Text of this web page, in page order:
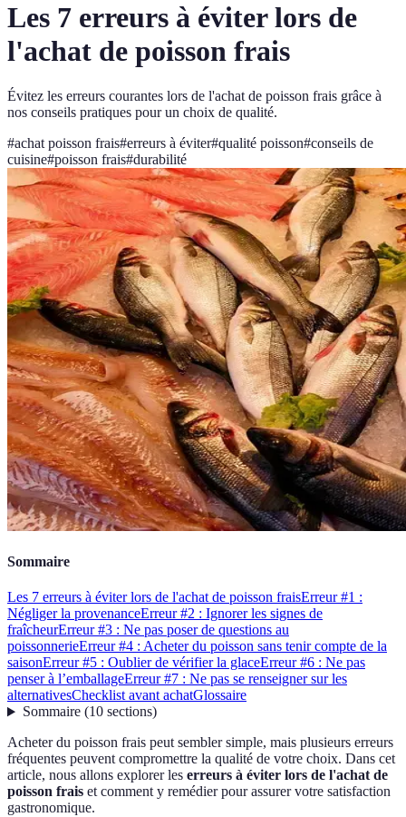
Les 7 erreurs à éviter lors de
l'achat de poisson frais
Évitez les erreurs courantes lors de l'achat de poisson frais grâce à
nos conseils pratiques pour un choix de qualité.
#achat poisson frais#erreurs à éviter#qualité poisson#conseils de
cuisine#poisson frais#durabilité
Sommaire
Les 7 erreurs à éviter lors de l'achat de poisson fraisErreur #1 :
Négliger la provenanceErreur #2 : Ignorer les signes de
fraîcheurErreur #3 : Ne pas poser de questions au
poissonnerieErreur #4 : Acheter du poisson sans tenir compte de la
saisonErreur #5 : Oublier de vérifier la glaceErreur #6 : Ne pas
penser à l’emballageErreur #7 : Ne pas se renseigner sur les
alternativesChecklist avant achatGlossaire
Sommaire(10 sections)
Acheter du poisson frais peut sembler simple, mais plusieurs erreurs
fréquentes peuvent compromettre la qualité de votre choix. Dans cet
article, nous allons explorer les erreurs à éviter lors de l'achat de
poisson frais et comment y remédier pour assurer votre satisfaction
gastronomique.